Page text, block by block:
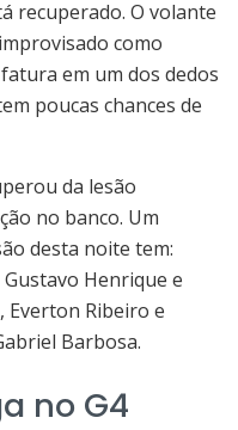
recuperado. O volante
como
em um dos dedos
poucas chances de
da lesão
no banco. Um
desta noite tem:
Henrique e
Everton Ribeiro e
Barbosa.
no G4